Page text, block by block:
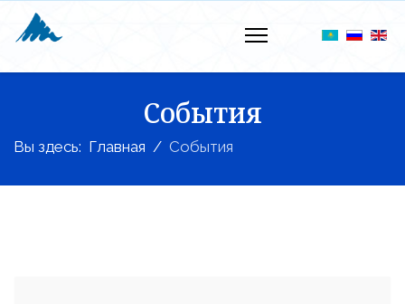
События
Вы здесь: Главная События